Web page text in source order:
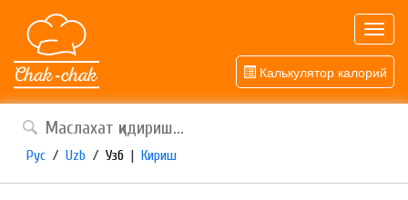
Калькулятор калорий
Рус / Uzb / Узб | Кириш